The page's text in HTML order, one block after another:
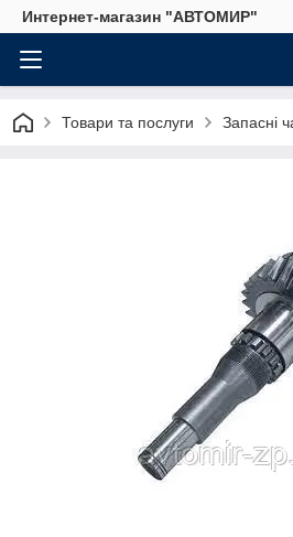
Интернет-магазин "АВТОМИР"
Товари та послуги Запасні